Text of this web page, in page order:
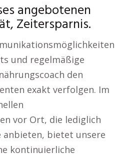
angebotenen
Zeitersparnis.
und regelmäßige
den
exakt verfolgen. Im
vor Ort, die lediglich
anbieten, bietet unsere
kontinuierliche